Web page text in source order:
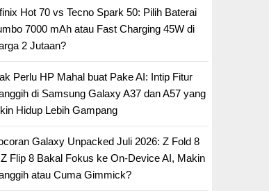
Hot 70 vs Tecno Spark 50: Pilih Baterai
7000 mAh atau Fast Charging 45W di
2 Jutaan?
Perlu HP Mahal buat Pake AI: Intip Fitur
di Samsung Galaxy A37 dan A57 yang
Hidup Lebih Gampang
Galaxy Unpacked Juli 2026: Z Fold 8
Flip 8 Bakal Fokus ke On-Device AI, Makin
atau Cuma Gimmick?